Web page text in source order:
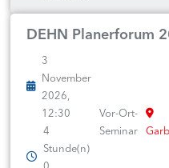
DEHN Planerforum
3
November
2026,
12:30
4
Stunde(n)
Vor-Ort-
Seminar